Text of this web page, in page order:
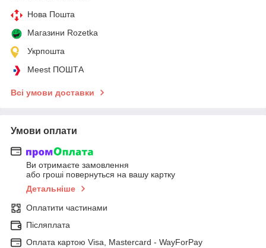
Нова Пошта
Магазини Rozetka
Укрпошта
Meest ПОШТА
Всі умови доставки
Умови оплати
Ви отримаєте замовлення
або гроші повернуться на вашу картку
Детальніше
Оплатити частинами
Післяплата
Оплата картою Visa, Mastercard - WayForPay